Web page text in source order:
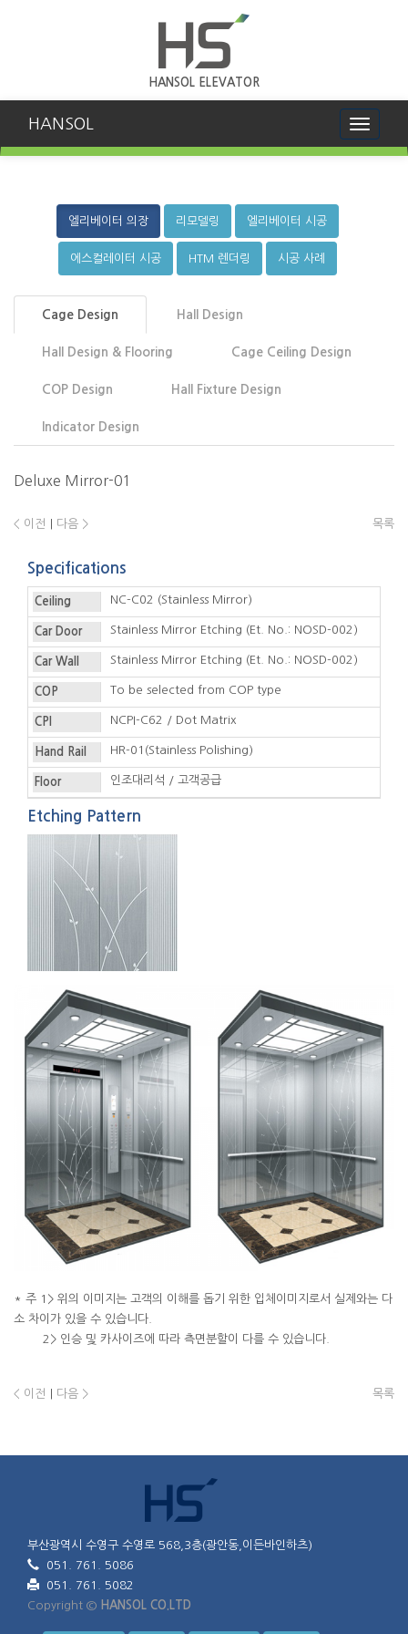
HANSOL ELEVATOR
Toggle
HANSOL
엘리베이터 의장 리모델링 엘리베이터 시공
에스컬레이터 시공 HTM 렌더링 시공 사례
Cage Design Hall Design
Hall Design & Flooring Cage Ceiling Design
COP Design Hall Fixture Design
Indicator Design
Deluxe Mirror-01
< 이전 다음 > 목록
Specifications
Ceiling NC-C02 (Stainless Mirror)
Car Door Stainless Mirror Etching (Et. No.: NOSD-002)
Car Wall Stainless Mirror Etching (Et. No.: NOSD-002)
COP To be selected from COP type
CPI NCPI-C62 / Dot Matrix
Hand Rail HR-01(Stainless Polishing)
Floor 인조대리석 / 고객공급
Etching Pattern
* 주 1> 위의 이미지는 고객의 이해를 돕기 위한 입체이미지로서 실제와는 다
소 차이가 있을 수 있습니다.
2> 인승 및 카사이즈에 따라 측면분할이 다를 수 있습니다.
< 이전 다음 > 목록
부산광역시 수영구 수영로 568,3층(광안동,이든바인하츠)
051. 761. 5086
051. 761. 5082
Copyright © HANSOL CO.LTD